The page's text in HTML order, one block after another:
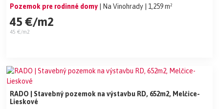
Pozemok pre rodinné domy | Na Vinohrady | 1,259 m²
45 €/m2
45 €/m2
RADO | Stavebný pozemok na výstavbu RD, 652m2, Melčice-
Lieskové